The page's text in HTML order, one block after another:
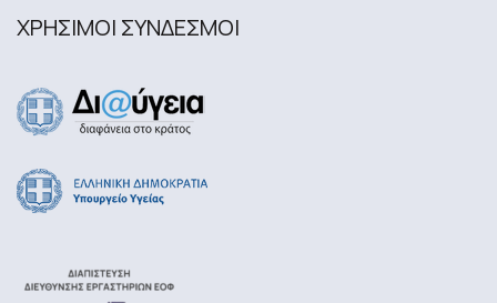
ΧΡΗΣΙΜΟΙ ΣΥΝΔΕΣΜΟΙ